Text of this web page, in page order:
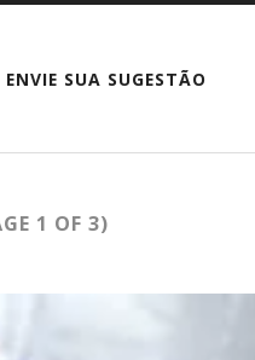
ENVIE SUA SUGESTÃO
1 OF 3)